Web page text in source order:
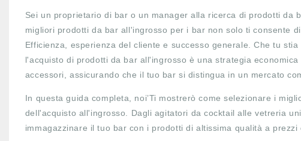
Sei un proprietario di bar o un manager alla ricerca di prodotti da
migliori prodotti da bar all'ingrosso per i bar non solo ti consente
Efficienza, esperienza del cliente e successo generale. Che tu
l'acquisto di prodotti da bar all'ingrosso è una strategia
accessori, assicurando che il tuo bar si distingua in un mercato
In questa guida completa, noi’Ti mostrerò come selezionare i
dell'acquisto all'ingrosso. Dagli agitatori da cocktail alle vetreria
immagazzinare il tuo bar con i prodotti di altissima qualità a prezzi